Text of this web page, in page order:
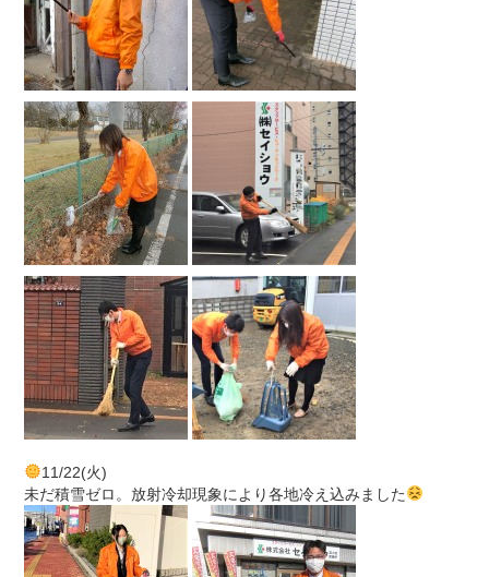
11/22(火)
未だ積雪ゼロ。放射冷却現象により各地冷え込みました